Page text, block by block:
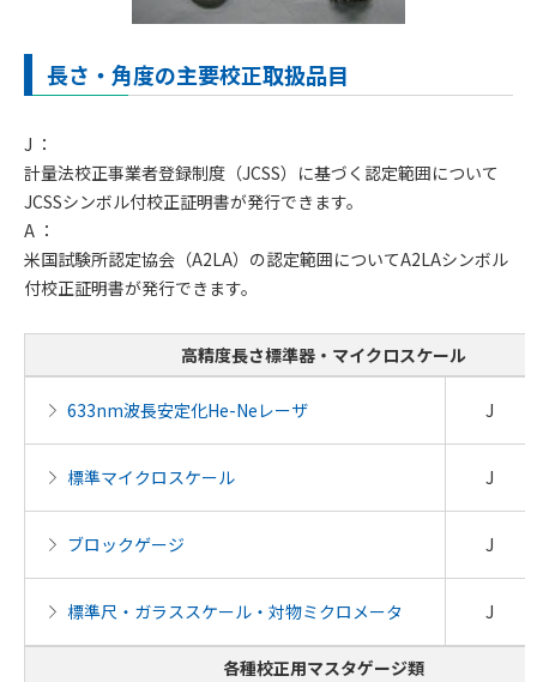
長さ・角度の主要校正取扱品目
J ：
計量法校正事業者登録制度（JCSS）に基づく認定範囲について
JCSSシンボル付校正証明書が発行できます。
A ：
米国試験所認定協会（A2LA）の認定範囲についてA2LAシンボル
付校正証明書が発行できます。
高精度長さ標準器・マイクロスケール
633nm波長安定化He-Neレーザ J
標準マイクロスケール J
ブロックゲージ J
標準尺・ガラススケール・対物ミクロメータ J
各種校正用マスタゲージ類